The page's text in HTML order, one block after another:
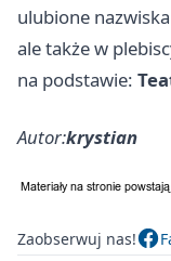
ulubione
ale także w
na podstawie:
Autor:krystian
Zaobserwuj nas!